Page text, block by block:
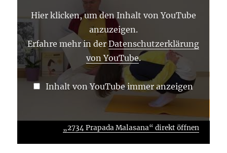
Hier klicken, um den Inhalt von YouTube
anzuzeigen.
Erfahre mehr in derDatenschutzerklärung
von YouTube.
Inhalt von YouTube immer anzeigen
„2734 Prapada Malasana“ direkt öffnen